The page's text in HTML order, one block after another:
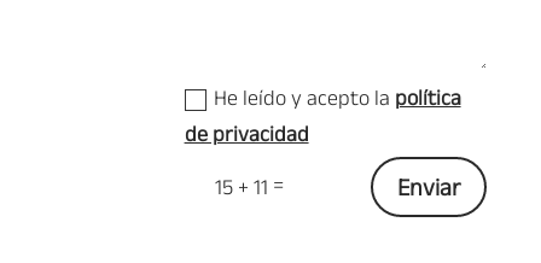
He leído y acepto la política
de privacidad
15 + 11 = Enviar